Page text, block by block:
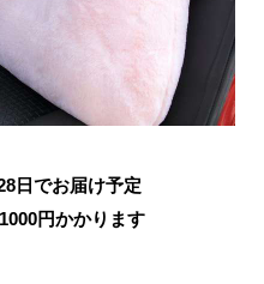
日でお届け予定
1000円かかります